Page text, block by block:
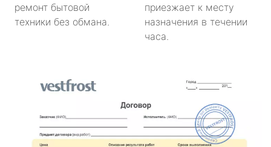
ремонт бытовой
техники без обмана.
приезжает к месту
назначения в течении
часа.